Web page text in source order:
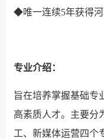
◆唯一连续5年获得
专业介绍：
旨在培养掌握基础专
高素质人才。主要分
工、新媒体运营四个